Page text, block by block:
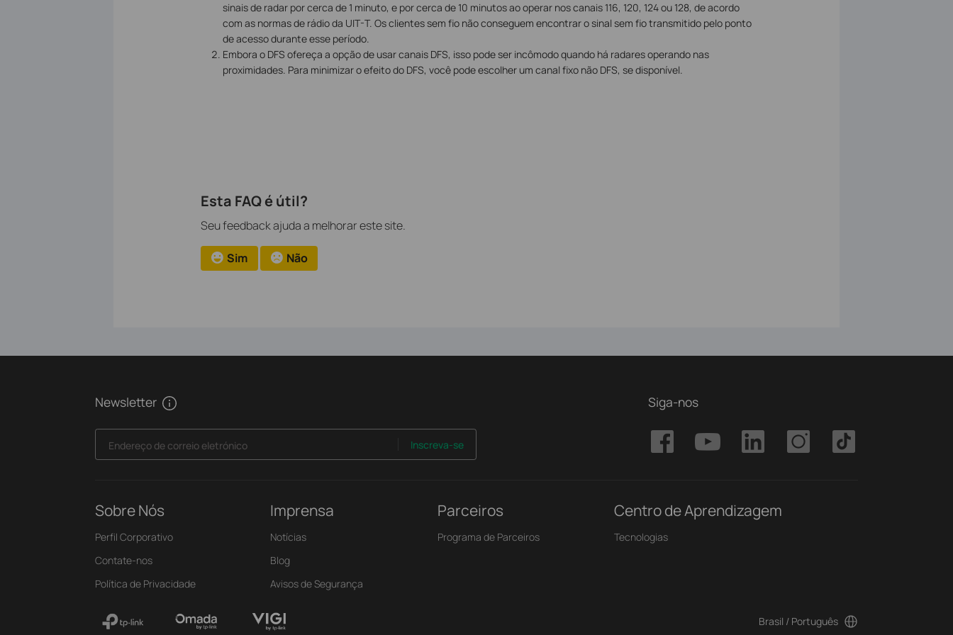
sinais de radar por cerca de 1 minuto, e por cerca de 10 minutos ao operar nos canais 116, 120, 124 ou 128, de acordo
com as normas de rádio da UIT-T. Os clientes sem fio não conseguem encontrar o sinal sem fio transmitido pelo ponto
de acesso durante esse período.
Embora o DFS ofereça a opção de usar canais DFS, isso pode ser incômodo quando há radares operando nas
proximidades. Para minimizar o efeito do DFS, você pode escolher um canal fixo não DFS, se disponível.
Esta FAQ é útil?
Seu feedback ajuda a melhorar este site.
Sim Não
Newsletter
Endereço de correio eletrónico Inscreva-se
Siga-nos
Sobre Nós
Perfil Corporativo
Contate-nos
Política de Privacidade
Imprensa
Notícias
Blog
Avisos de Segurança
Parceiros
Programa de Parceiros
Centro de Aprendizagem
Tecnologias
Brasil / Português